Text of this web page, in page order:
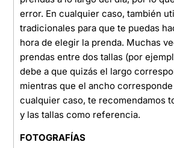
error. En cualquier caso, también
tradicionales para que te puedas
hora de elegir la prenda. Muchas
prendas entre dos tallas (por
debe a que quizás el largo
mientras que el ancho
cualquier caso, te recomendamos
y las tallas como referencia.
FOTOGRAFÍAS